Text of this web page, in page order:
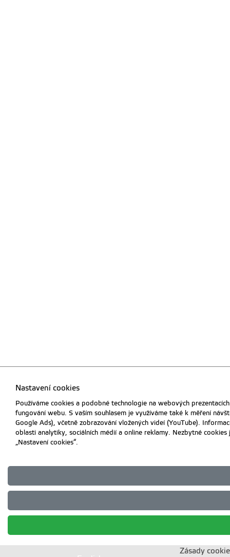
Nastavení cookies
Používáme cookies a podobné technologie na webových
fungování webu. S vaším souhlasem je využíváme také k měření
Google Ads), včetně zobrazování vložených videí (YouTube).
oblasti analytiky, sociálních médií a online reklamy. Nezbytné
„Nastavení cookies“.
Zásady